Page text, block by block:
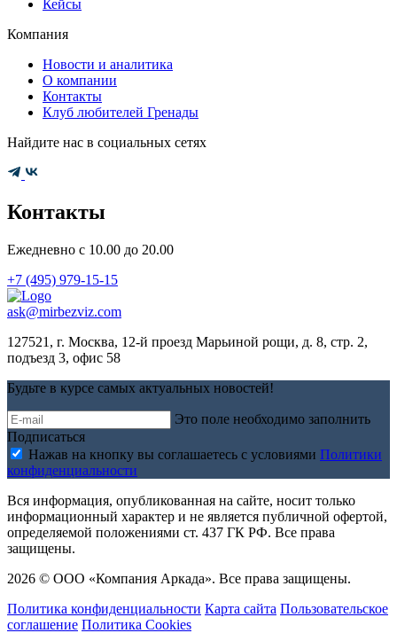
Кейсы
Компания
Новости и аналитика
О компании
Контакты
Клуб любителей Гренады
Найдите нас в социальных сетях
Контакты
Ежедневно с 10.00 до 20.00
+7 (495) 979-15-15
ask@mirbezviz.com
127521, г. Москва, 12-й проезд Марьиной рощи, д. 8, стр. 2,
подъезд 3, офис 58
Будьте в курсе самых актуальных новостей!
Это поле необходимо заполнить
Подписаться
Нажав на кнопку вы соглашаетесь с условиями Политики
конфиденциальности
Вся информация, опубликованная на сайте, носит только
информационный характер и не является публичной офертой,
определяемой положениями ст. 437 ГК РФ. Все права
защищены.
2026 © ООО «Компания Аркада». Все права защищены.
Политика конфиденциальности Карта сайта Пользовательское
соглашение Политика Cookies